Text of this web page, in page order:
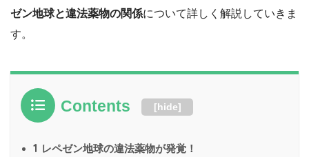
ゼン地球と違法薬物の関係について詳しく解説していきま
す。
Contents [hide]
1 レペゼン地球の違法薬物が発覚！